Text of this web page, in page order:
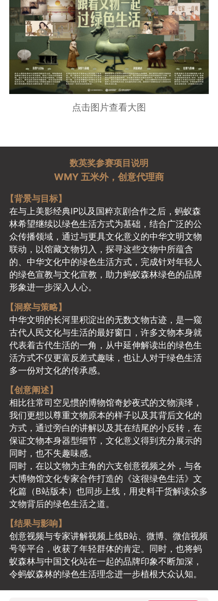
点击图片查看大图
数英奖参赛项目说明
WMY 五米外，创意代理商
【背景与目标】
在与上美影经典IP以及国粹京剧合作之后，蚂蚁森
林希望继续以绿色生活方式为基础，结合广泛的公
众传播领域，通过与更具文化意义的中华文明文物
联动，以馆藏文物切入，探寻这些文物中所蕴含
的、中华文化中的绿色生活方式，完成针对年轻人
的绿色宣教与文化宣教，助力蚂蚁森林绿色的品牌
形象进一步深入人心。
【洞察与策略】
中华文明的长河里积淀出的无数文物古迹，是一窥
古代人民文化与生活的最好窗口，许多文物本身就
代表着古代生活的一角，从中延伸解读出的绿色生
活方式不仅更富反差式趣味，也让人对于绿色生活
多一份对文化的传承感。
【创意阐述】
相比往常司空见惯的博物馆奇妙夜式的文物演绎，
我们更想以尊重文物原本的样子以及其背后文化的
方式，通过旁白的讲解以及其在结尾的小反转，在
保证文物本身器型细节，文化意义得到充分展示的
同时，也不失趣味感。
同时，在以文物为主角的六支创意视频之外，与各
大博物馆文化专家合作打造的《这很绿色生活》文
化篇（B站版本）也同步上线，用史料干货解读众多
文物背后的绿色生活之道。
【结果与影响】
创意视频与专家讲解视频上线B站、微博、微信视频
号等平台，收获了年轻群体的肯定。同时，也将蚂
蚁森林与中国文化站在一起的品牌印象不断加深，
令蚂蚁森林的绿色生活理念进一步植根大众认知。